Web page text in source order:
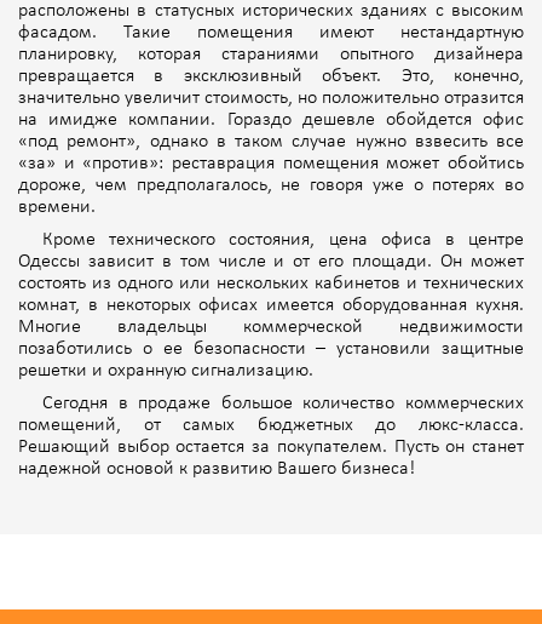
расположены в статусных исторических зданиях с высоким
фасадом. Такие помещения имеют нестандартную
планировку, которая стараниями опытного дизайнера
превращается в эксклюзивный объект. Это, конечно,
значительно увеличит стоимость, но положительно отразится
на имидже компании. Гораздо дешевле обойдется офис
«под ремонт», однако в таком случае нужно взвесить все
«за» и «против»: реставрация помещения может обойтись
дороже, чем предполагалось, не говоря уже о потерях во
времени.
Кроме технического состояния, цена офиса в центре
Одессы зависит в том числе и от его площади. Он может
состоять из одного или нескольких кабинетов и технических
комнат, в некоторых офисах имеется оборудованная кухня.
Многие владельцы коммерческой недвижимости
позаботились о ее безопасности – установили защитные
решетки и охранную сигнализацию.
Сегодня в продаже большое количество коммерческих
помещений, от самых бюджетных до люкс-класса.
Решающий выбор остается за покупателем. Пусть он станет
надежной основой к развитию Вашего бизнеса!